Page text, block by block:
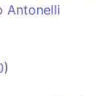
Antonelli
)